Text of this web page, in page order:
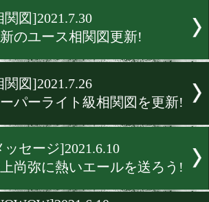
田中亮明と恒成がNHKに出
[相関図]2021.8.13
ウェルター級相関図!最新
[相関図]2021.8.5
戦国時代突入!スーパーフ
級が熱い!